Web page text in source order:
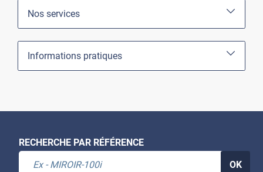
Nos services
Informations pratiques
RECHERCHE PAR RÉFÉRENCE
OK